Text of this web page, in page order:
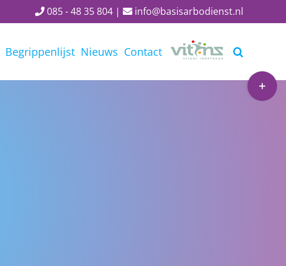
085 - 48 35 804 | info@basisarbodienst.nl
Begrippenlijst Nieuws Contact
Toggle
Sliding